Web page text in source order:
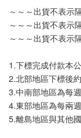
～～～出貨不表示
～～～出貨不表示
～～～出貨不表示
1.下標完成付款本
2.北部地區下標後
3.中南部地區為每
4.東部地區為每兩
5.離島地區與其他